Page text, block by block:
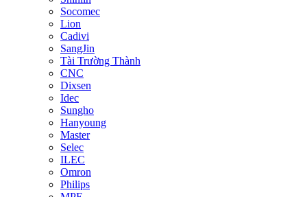
Socomec
Lion
Cadivi
SangJin
Tài Trường Thành
CNC
Dixsen
Idec
Sungho
Hanyoung
Master
Selec
ILEC
Omron
Philips